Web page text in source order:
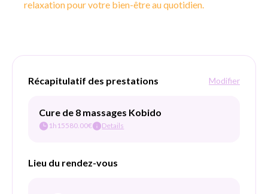
relaxation pour votre bien-être au quotidien.